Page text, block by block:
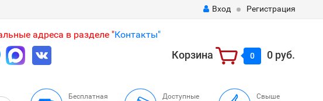
Вход Регистрация
адреса в разделе "Контакты"
Корзина 0 0 руб.
Бесплатная
Доступные
Свыше